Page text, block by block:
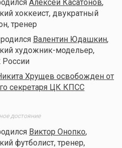
Алексей Касатонов,
хоккеист, двукратный
тренер
Валентин Юдашкин,
художник-модельер,
Хрущев освобожден от
секретаря ЦК КПСС
достояние
Виктор Онопко,
футболист, тренер,